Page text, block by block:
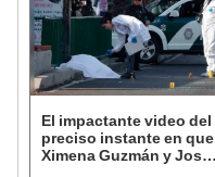
El impactante video del
preciso instante en que
Ximena Guzmán y José